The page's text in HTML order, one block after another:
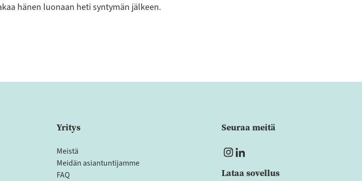
hänen luonaan heti syntymän jälkeen.
Yritys
Meistä
Meidän asiantuntijamme
FAQ
Seuraa meitä
Lataa sovellus